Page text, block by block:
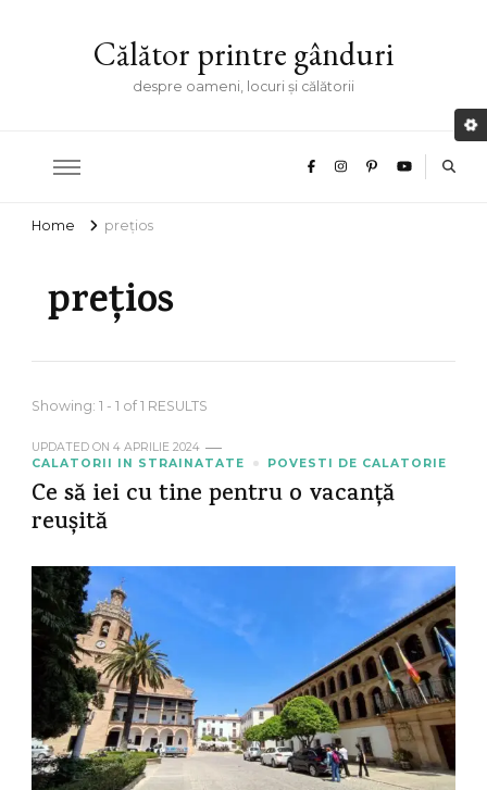
Călător printre gânduri
despre oameni, locuri și călătorii
Home prețios
prețios
Showing: 1 - 1 of 1 RESULTS
UPDATED ON 4 APRILIE 2024
CALATORII IN STRAINATATE
POVESTI DE CALATORIE
Ce să iei cu tine pentru o vacanță
reușită